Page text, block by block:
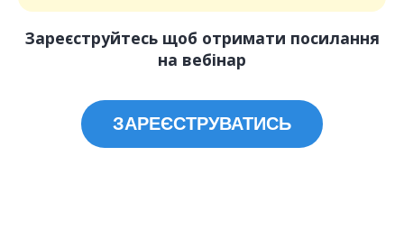
Зареєструйтесь щоб отримати посилання
на вебінар
ЗАРЕЄСТРУВАТИСЬ